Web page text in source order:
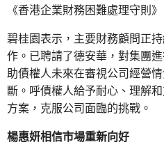
《香港企業財務困難處理守則》
碧桂園表示，主要財務顧問正
作。已聘請了德安華，對集團
助債權人未來在審視公司經營
斷。呼債權人給予耐心、理解
方案，克服公司面臨的挑戰。
楊惠妍相信市場重新向好